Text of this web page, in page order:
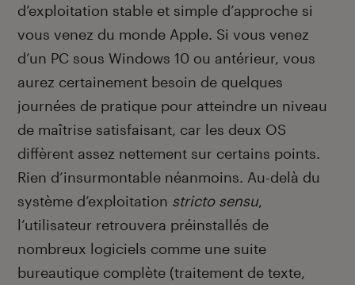
d’exploitation stable et simple d’approche si
vous venez du monde Apple. Si vous venez
d’un PC sous Windows 10 ou antérieur, vous
aurez certainement besoin de quelques
journées de pratique pour atteindre un niveau
de maîtrise satisfaisant, car les deux OS
diffèrent assez nettement sur certains points.
Rien d’insurmontable néanmoins. Au-delà du
système d’exploitation stricto sensu,
l’utilisateur retrouvera préinstallés de
nombreux logiciels comme une suite
bureautique complète (traitement de texte,